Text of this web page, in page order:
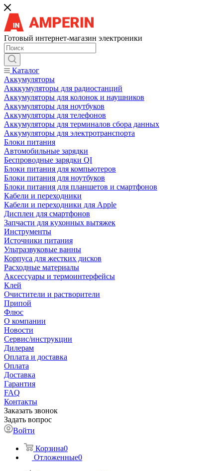
Готовый интернет-магазин электроники
Каталог
Аккумуляторы
Акккумуляторы для радиостанций
Аккумуляторы для колонок и наушников
Аккумуляторы для ноутбуков
Аккумуляторы для телефонов
Аккумуляторы для терминалов сбора данных
Аккумуляторы для электротранспорта
Блоки питания
Автомобильные зарядки
Беспроводные зарядки QI
Блоки питания для компьютеров
Блоки питания для ноутбуков
Блоки питания для планшетов и смартфонов
Кабели и переходники
Кабели и переходники для Apple
Дисплеи для смартфонов
Запчасти для кухонных вытяжек
Инструменты
Источники питания
Ультразвуковые ванны
Корпуса для жестких дисков
Расходные материалы
Аксессуары и термоинтерфейсы
Клей
Очистители и растворители
Припой
Флюс
О компании
Новости
Сервис/инструкции
Дилерам
Оплата и доставка
Оплата
Доставка
Гарантия
FAQ
Контакты
Заказать звонок
Задать вопрос
Войти
Корзина0
Отложенные0